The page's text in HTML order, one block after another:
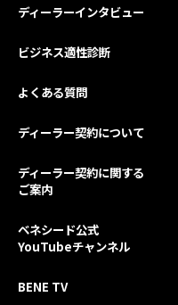
ディーラーインタビュー
ビジネス適性診断
よくある質問
ディーラー契約について
ディーラー契約に関する
ご案内
ベネシード公式
YouTubeチャンネル
BENE TV